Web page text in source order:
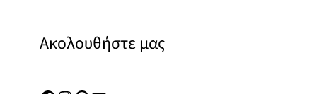
Ακολουθήστε μας